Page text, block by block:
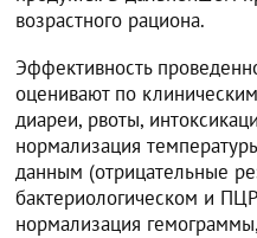
возрастного рациона.
Эффективность
оценивают по
диареи, рвоты,
нормализация
данным (отрицательные
бактериологическом и
нормализация